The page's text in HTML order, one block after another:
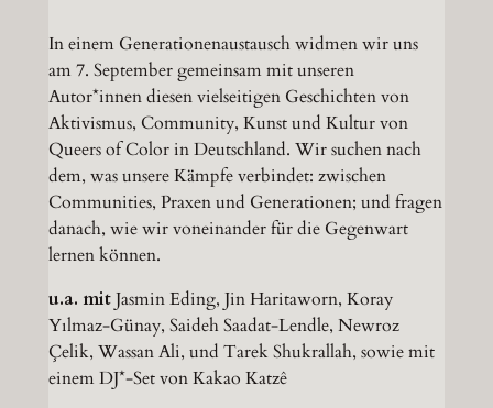
In einem Generationenaustausch widmen wir uns
am 7. September gemeinsam mit unseren
Autor*innen diesen vielseitigen Geschichten von
Aktivismus, Community, Kunst und Kultur von
Queers of Color in Deutschland. Wir suchen nach
dem, was unsere Kämpfe verbindet: zwischen
Communities, Praxen und Generationen; und fragen
danach, wie wir voneinander für die Gegenwart
lernen können.
u.a. mitJasmin Eding, Jin Haritaworn, Koray
Yılmaz-Günay, Saideh Saadat-Lendle, Newroz
Çelik, Wassan Ali, und Tarek Shukrallah, sowie mit
einem DJ*-Set von Kakao Katzê